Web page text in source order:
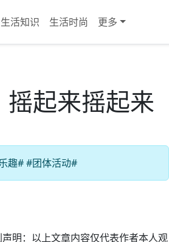
生活知识 生活时尚 更多
摇起来摇起来
趣# #团体活动#
明：以上文章内容仅代表作者本人观